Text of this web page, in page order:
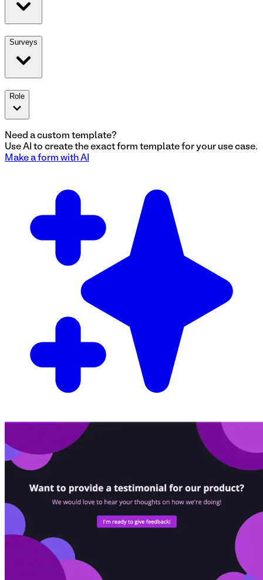
Surveys
Role
Need a custom template?
Use AI to create the exact form template for your use case.
Make a form with AI